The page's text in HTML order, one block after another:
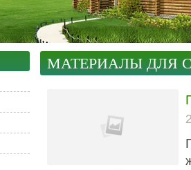
МАТЕРИАЛЫ ДЛЯ